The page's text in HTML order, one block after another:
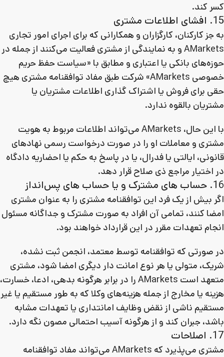
کسر کند.
15. افشای اطلاعات مشتری
به جز کارکنان، کارگزاران و همکارانی که برای اجرای امور تجاری
AMarkets و به نمایندگی از مشتری فعالیت می‌کنند از جمله در
حوزه‌های بانکی یا اعتباری و مطابق با «سیاست حفظ حریم
خصوصی AMarkets» شرکت طبق مفاد توافقنامه مشتری هیچ
حقی برای فروش یا اشتراک گذاری اطلاعات مشتریان یا
مشتریان بالقوه ندارد.
با این حال، AMarkets می‌تواند اطلاعات مربوط به هویت
مشتری و معاملات او را در صورت درخواست رسمی نهادهای
قانونی، ایالتی یا فدرال، یا در پاسخ به حکم یا احضاریه دادگاه
در اختیار مراجع ذی صلاح قرار دهد.
16. حساب های مشترک و یا حساب های پس‌انداز
اگر بیش از یک فرد این توافقنامه مشتری را به عنوان مشتری
امضا کنند، تمامی آن افراد به صورت مشترک و جداگانه مسئول
انجام تعهدات مقرر در این قرارداد خواهند بود.
در صورتی که توافقنامه توسط معتمد، انجمن ثبت نشده،
شریک، متولی یا هر نوع امانت دار دیگری امضا شود، مشتری
متعهد است AMarkets را در برابر هرگونه بدهی، ادعا، خسارت،
هزینه یا مخارج از جمله هزینه‌های وکلا که به طور مستقیم یا غیر
مستقیم ناشی از نقض وظایف امانتداری یا تعهدات مشابه
باشد، جبران کند و از هرگونه آسیب احتمالی مصون نگه دارد.
17. اصلاحات
مشتری می‌پذیرد که AMarkets می‌تواند مفاد توافقنامه